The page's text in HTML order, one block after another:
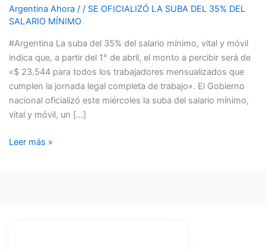
Argentina Ahora / / SE OFICIALIZÓ LA SUBA DEL 35% DEL
SALARIO MÍNIMO
#Argentina La suba del 35% del salario mínimo, vital y móvil
indica que, a partir del 1° de abril, el monto a percibir será de
«$ 23.544 para todos los trabajadores mensualizados que
cumplen la jornada legal completa de trabajo». El Gobierno
nacional oficializó este miércoles la suba del salario mínimo,
vital y móvil, un […]
DEL
35%
SALARIO
MÍNIMO,VITAL
Y
MOVIL
Leer más »